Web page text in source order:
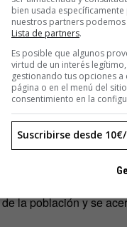
se desarrolló. En
básica era la de
en cualquier
primero como un
se convirtieron en
y en apenas unos
apareció el primer
telefónica, incluía
la población y se
bien usada
nuestros partners
Lista de partners.
Es posible que algunos
virtud de un interés
gestionando tus opciones
página o en el menú del
consentimiento en la
Suscribirse desde